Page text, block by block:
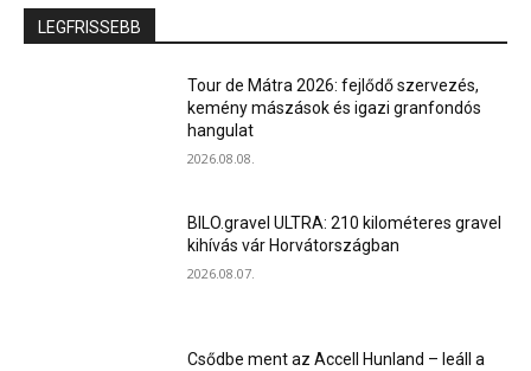
LEGFRISSEBB
Tour de Mátra 2026: fejlődő szervezés,
kemény mászások és igazi granfondós
hangulat
2026.08.08.
BILO.gravel ULTRA: 210 kilométeres gravel
kihívás vár Horvátországban
2026.08.07.
Csődbe ment az Accell Hunland – leáll a